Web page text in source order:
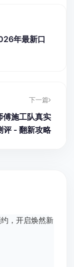
年最新口
下一篇
施工队真实
评 - 翻新攻略